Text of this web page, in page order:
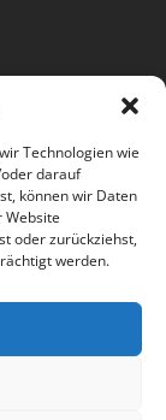
Technologien wie
darauf
können wir Daten
Website
oder zurückziehst,
werden.